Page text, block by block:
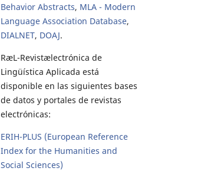
Behavior Abstracts, MLA - Modern
Language Association Database,
DIALNET, DOAJ.
RæL-Revistælectrónica de
Lingüística Aplicada está
disponible en las siguientes bases
de datos y portales de revistas
electrónicas:
ERIH-PLUS (European Reference
Index for the Humanities and
Social Sciences)